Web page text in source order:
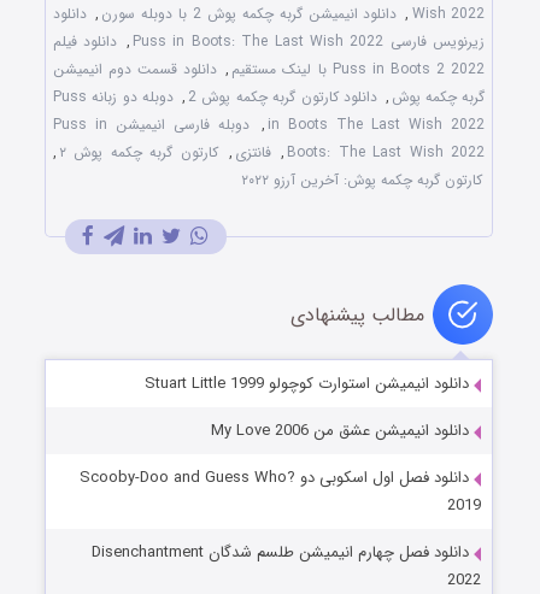
Wish 2022
, دانلود انیمیشن گربه چکمه پوش 2 با دوبله سورن , دانلود
زیرنویس فارسی Puss in Boots: The Last Wish 2022
, دانلود فیلم
Puss in Boots 2 2022 با لینک مستقیم
, دانلود قسمت دوم انیمیشن
گربه چکمه پوش , دانلود کارتون گربه چکمه پوش 2 ,
دوبله دو زبانه Puss
in Boots The Last Wish 2022
,
دوبله فارسی انیمیشن Puss in
Boots: The Last Wish 2022
, فانتزی , کارتون گربه چکمه پوش ۲ ,
کارتون گربه چکمه پوش: آخرین آرزو ۲۰۲۲
مطالب پیشنهادی
دانلود انیمیشن استوارت کوچولو Stuart Little 1999
دانلود انیمیشن عشق من My Love 2006
دانلود فصل اول اسکوبی دو Scooby-Doo and Guess Who?
2019
دانلود فصل چهارم انیمیشن طلسم شدگان Disenchantment
2022